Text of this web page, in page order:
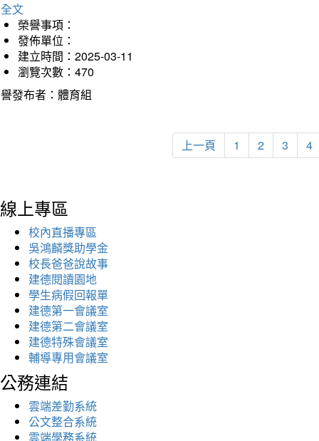
文
榮譽事項：
發佈單位：
建立時間：2025-03-11
瀏覽次數：470
發布者：體育組
上一頁 1 2 3 4
線上專區
校內直播專區
吳鴻麟獎助學金
校長爸爸說故事
建德閱讀園地
學生病假回報單
建德第一會議室
建德第二會議室
建德特殊會議室
輔導專用會議室
公務連結
雲端差勤系統
公文整合系統
雲端學務系統